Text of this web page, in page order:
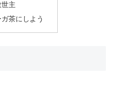
主
茶にしよう